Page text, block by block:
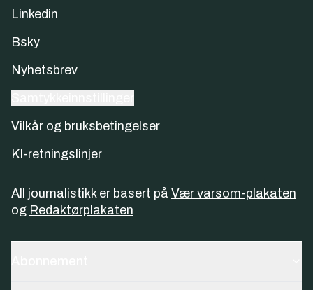
Linkedin
Bsky
Nyhetsbrev
Vilkår og bruksbetingelser
KI-retningslinjer
All journalistikk er basert på Vær varsom-plakaten
og Redaktørplakaten